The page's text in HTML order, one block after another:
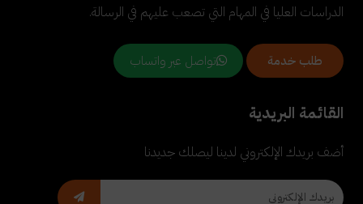
الدراسات العليا في المهام التي تصعب عليهم في الرسالة.
طلب خدمة تواصل عبر واتساب
القائمة البريدية
أضف بريدك الإلكتروني لدينا ليصلك جديدنا